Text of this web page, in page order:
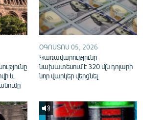
կայքերը
և
ՕԳՈՍՏՈՍ 05, 2026
Կառավարությունը
նախատեսում է 320 մլն դոլարի
նոր վարկեր վերցնել